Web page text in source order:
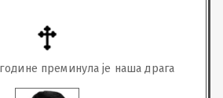
преминула је наша драга